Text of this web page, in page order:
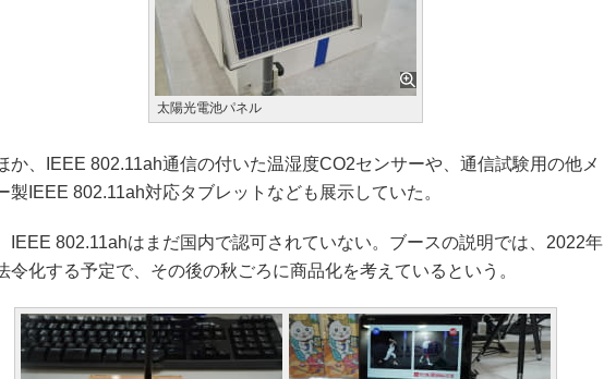
太陽光電池パネル
か、IEEE 802.11ah通信の付いた温湿度CO2センサーや、通信試験用の他メ
製IEEE 802.11ah対応タブレットなども展示していた。
IEEE 802.11ahはまだ国内で認可されていない。ブースの説明では、2022年
令化する予定で、その後の秋ごろに商品化を考えているという。